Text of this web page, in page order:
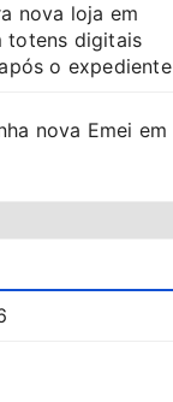
nova loja em
totens digitais
o expediente
nova Emei em